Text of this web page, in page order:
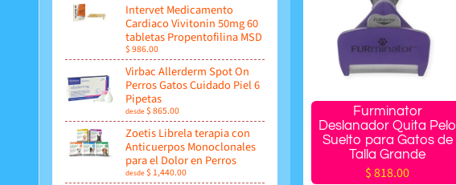
Intervet Medicamento
Cardiaco Vivitonin 50mg 60
tabletas Propentofilina MSD
$ 986.00
Virbac Allerderm Spot On
Perros Gatos Cuidado Piel 6
Pipetas
desde$ 865.00
Zoetis Librela terapia con
Anticuerpos Monoclonales
para el Dolor en Perros
desde$ 1,440.00
Furminator
Deslanador Quita Pelo
Suelto para Gatos de
Talla Grande
$ 818.00